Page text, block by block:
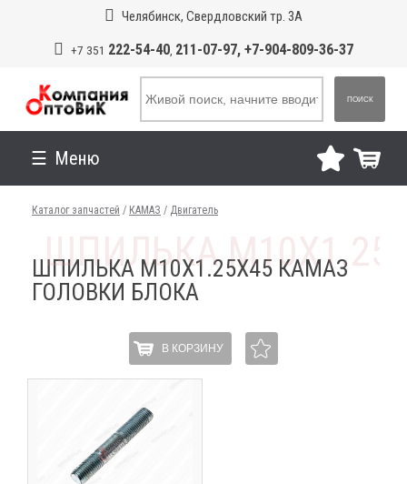
Челябинск, Свердловский тр. 3А
+7 351 222-54-40, 211-07-97, +7-904-809-36-37
ПОИСК
Меню
Каталог запчастей / КАМАЗ / Двигатель
ШПИЛЬКА М10Х1.25Х45 КАМАЗ
ГОЛОВКИ БЛОКА
В КОРЗИНУ